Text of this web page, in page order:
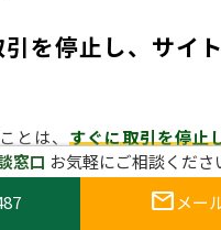
を停止し、サイ
とは、 すぐに取引を停止
へのアクセスをやめ
引を続けることは、さら
。すでに資金を投入して
窓口 お気軽にご相談くださ
mail メー